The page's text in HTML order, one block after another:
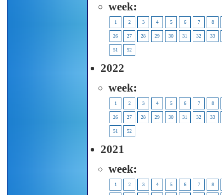
week:
1 2 3 4 5 6 7 8
26 27 28 29 30 31 32 33
51 52
2022
week:
1 2 3 4 5 6 7 8
26 27 28 29 30 31 32 33
51 52
2021
week:
1 2 3 4 5 6 7 8